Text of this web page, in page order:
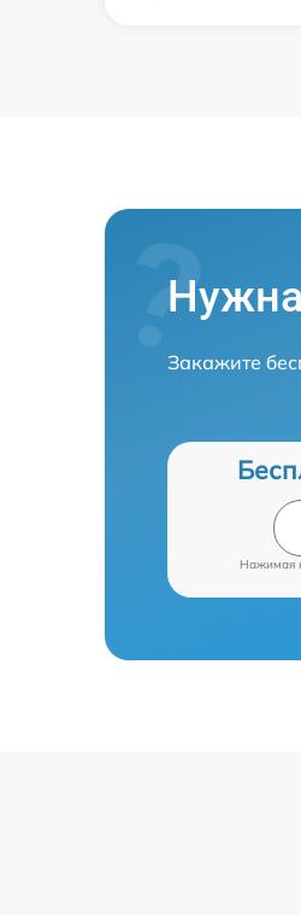
Закажите
Нажимая